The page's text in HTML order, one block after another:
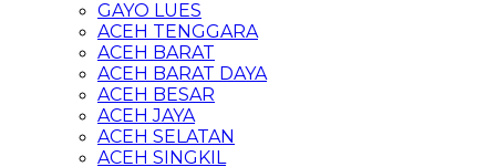
GAYO LUES
ACEH TENGGARA
ACEH BARAT
ACEH BARAT DAYA
ACEH BESAR
ACEH JAYA
ACEH SELATAN
ACEH SINGKIL